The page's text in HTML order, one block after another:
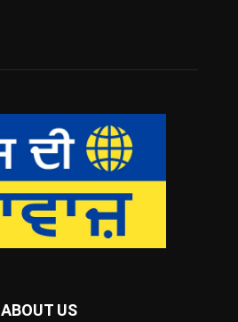
ABOUT US